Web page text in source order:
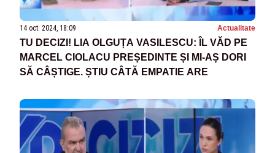
14 oct. 2024, 18:09 Actualitate
TU DECIZI! LIA OLGUȚA VASILESCU: ÎL VĂD PE
MARCEL CIOLACU PREȘEDINTE ȘI MI-AȘ DORI
SĂ CÂȘTIGE. ȘTIU CÂTĂ EMPATIE ARE